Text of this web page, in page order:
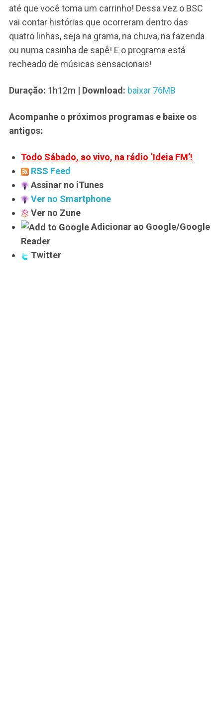
até que você toma um carrinho! Dessa vez o BSC
vai contar histórias que ocorreram dentro das
quatro linhas, seja na grama, na chuva, na fazenda
ou numa casinha de sapê! E o programa está
recheado de músicas sensacionais!
Duração: 1h12m | Download: baixar 76MB
Acompanhe o próximos programas e baixe os
antigos:
Todo Sábado, ao vivo, na rádio ‘Ideia FM’!
RSS Feed
Assinar no iTunes
Ver no Smartphone
Ver no Zune
Adicionar ao Google/Google
Reader
Twitter